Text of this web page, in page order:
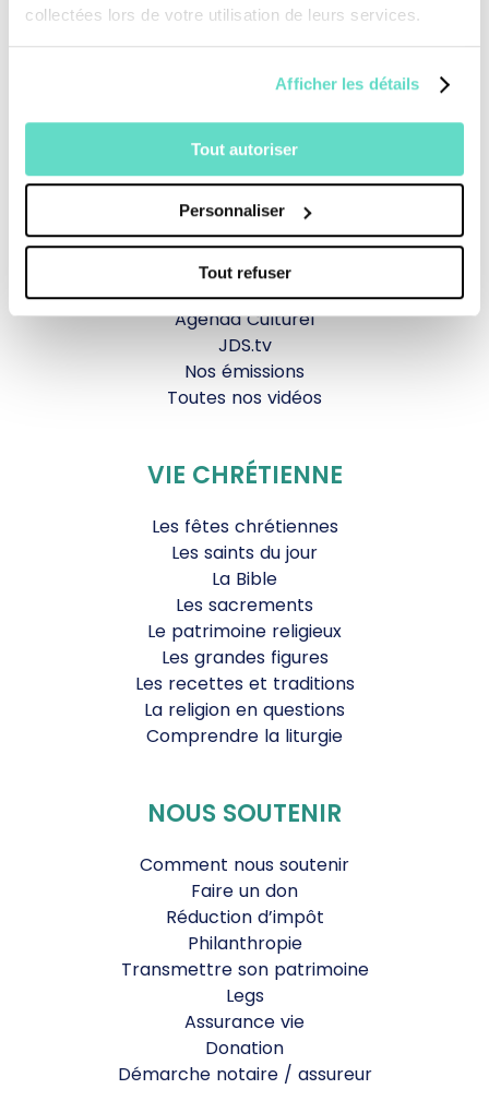
collectées lors de votre utilisation de leurs services.
Afficher les détails
Tout autoriser
Personnaliser
Tout refuser
Revoir la messe du 02 août 2026
La messe
Magazine Le Jour du Seigneur
Documentaires
Parole Inattendue
Tous Frères
Générations Laudato Si’
Agenda Culturel
JDS.tv
Nos émissions
Toutes nos vidéos
VIE CHRÉTIENNE
Les fêtes chrétiennes
Les saints du jour
La Bible
Les sacrements
Le patrimoine religieux
Les grandes figures
Les recettes et traditions
La religion en questions
Comprendre la liturgie
NOUS SOUTENIR
Comment nous soutenir
Faire un don
Réduction d’impôt
Philanthropie
Transmettre son patrimoine
Legs
Assurance vie
Donation
Démarche notaire / assureur